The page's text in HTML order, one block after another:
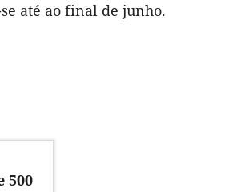
até ao final de junho.
500